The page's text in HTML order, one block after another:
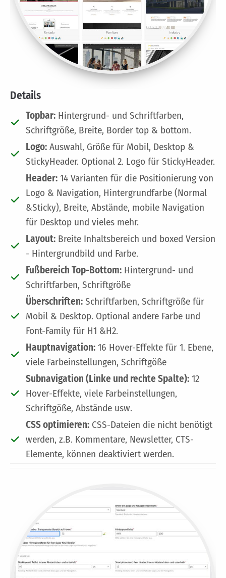
Details
Topbar:Hintergrund- und Schriftfarben,
Schriftgröße, Breite, Border top & bottom.
Logo:Auswahl, Größe für Mobil, Desktop &
StickyHeader. Optional 2. Logo für StickyHeader.
Header:14 Varianten für die Positionierung von
Logo & Navigation, Hintergrundfarbe (Normal
&Sticky), Breite, Abstände, mobile Navigation
für Desktop und vieles mehr.
Layout:Breite Inhaltsbereich und boxed Version
- Hintergrundbild und Farbe.
Fußbereich Top-Bottom:Hintergrund- und
Schriftfarben, Schriftgröße
Überschriften:Schriftfarben, Schriftgröße für
Mobil & Desktop. Optional andere Farbe und
Font-Family für H1 &H2.
Hauptnavigation:16 Hover-Effekte für 1. Ebene,
viele Farbeinstellungen, Schriftgöße
Subnavigation (Linke und rechte Spalte):12
Hover-Effekte, viele Farbeinstellungen,
Schriftgöße, Abstände usw.
CSS optimieren:CSS-Dateien die nicht benötigt
werden, z.B. Kommentare, Newsletter, CTS-
Elemente, können deaktiviert werden.